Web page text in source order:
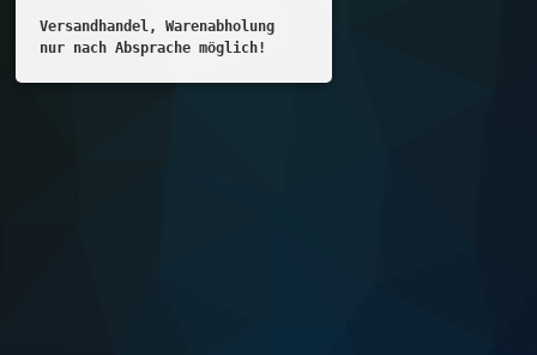
Versandhandel, Warenabholung
nur nach Absprache möglich!